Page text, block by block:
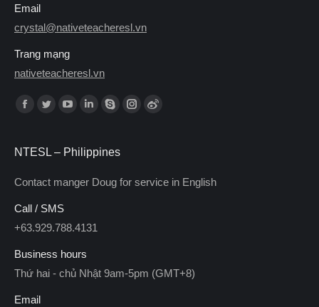
Email
crystal@nativeteacheresl.vn
Trang mạng
nativeteacheresl.vn
Find us on:
Facebook
Twitter YouTubeLinkedinSkypeInstagram
Weibo
NTESL – Philippines
Contact manger Doug for service in English
Call / SMS
+63.929.788.4131
Business hours
Thứ hai - chủ Nhật 9am-5pm (GMT+8)
Email